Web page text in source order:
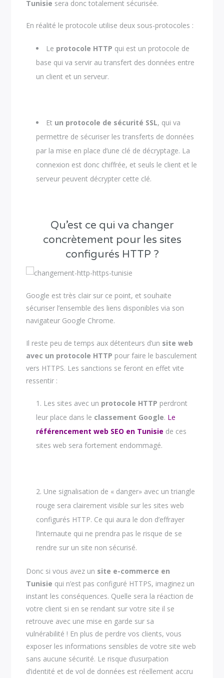
Tunisie sera donc totalement sécurisée.
En réalité le protocole utilise deux sous-protocoles :
Le protocole HTTP qui est un protocole de
base qui va servir au transfert des données entre
un client et un serveur.
Et un protocole de sécurité SSL, qui va
permettre de sécuriser les transferts de données
par la mise en place d’une clé de décryptage. La
connexion est donc chiffrée, et seuls le client et le
serveur peuvent décrypter cette clé.
Qu’est ce qui va changer
concrètement pour les sites
configurés HTTP ?
Google est très clair sur ce point, et souhaite
sécuriser l’ensemble des liens disponibles via son
navigateur Google Chrome.
Il reste peu de temps aux détenteurs d’un site web
avec un protocole HTTP pour faire le basculement
vers HTTPS. Les sanctions se feront en effet vite
ressentir :
Les sites avec un protocole HTTP perdront
leur place dans le classement Google. Le
référencement web SEO en Tunisie de ces
sites web sera fortement endommagé.
Une signalisation de « danger» avec un triangle
rouge sera clairement visible sur les sites web
configurés HTTP. Ce qui aura le don d’effrayer
l’internaute qui ne prendra pas le risque de se
rendre sur un site non sécurisé.
Donc si vous avez un site e-commerce en
Tunisie qui n’est pas configuré HTTPS, imaginez un
instant les conséquences. Quelle sera la réaction de
votre client si en se rendant sur votre site il se
retrouve avec une mise en garde sur sa
vulnérabilité ! En plus de perdre vos clients, vous
exposer les informations sensibles de votre site web
sans aucune sécurité. Le risque d’usurpation
d’identité et de vol de données est réellement accru